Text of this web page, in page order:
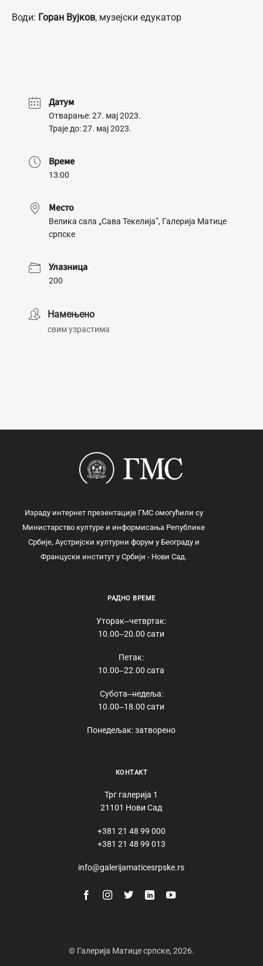
Води: Горан Вујков, музејски едукатор
Датум
Отварање: 27. мај 2023.
Траје до: 27. мај 2023.
Време
13:00
Место
Велика сала „Сава Текелија”, Галерија Матице
српске
Улазница
200
Намењено
свим узрастима
Израду интернет презентације ГМС омогућили су
Министарство културе и информисања Републике
Србије, Аустријски културни форум у Београду и
Француски институт у Србији - Нови Сад.
РАДНО ВРЕМЕ
Уторак‒четвртак:
10.00‒20.00 сати
Петак:
10.00‒22.00 сата
Субота‒недеља:
10.00‒18.00 сати
Понедељак: затворено
КОНТАКТ
Трг галерија 1
21101 Нови Сад
+381 21 48 99 000
+381 21 48 99 013
info@galerijamaticesrpske.rs
© Галерија Матице српске, 2026.